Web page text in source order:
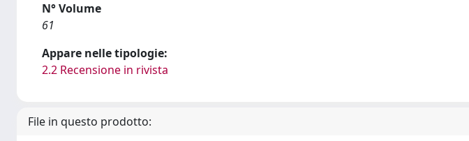
N° Volume
61
Appare nelle tipologie:
2.2 Recensione in rivista
File in questo prodotto: